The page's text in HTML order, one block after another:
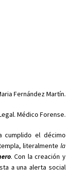
Fernández Martín.
Médico Forense.
cumplido el décimo
literalmente la
. Con la creación y
a una alerta social